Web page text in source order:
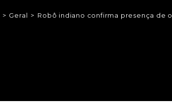
> Geral > Robô indiano confirma presença de